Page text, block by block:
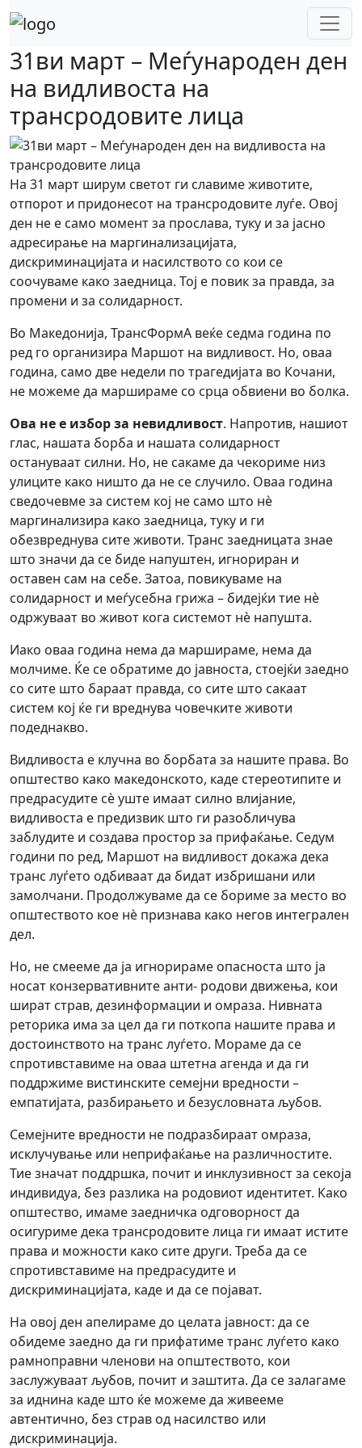
Skip
to
31ви март – Меѓународен ден
на видливоста на
трансродовите лица
На 31 март ширум светот ги славиме животите,
отпорот и придонесот на трансродовите луѓе. Овој
ден не е само момент за прослава, туку и за јасно
адресирање на маргинализацијата,
дискриминацијата и насилството со кои се
соочуваме како заедница. Тој е повик за правда, за
промени и за солидарност.
Во Македонија, ТрансФормА веќе седма година по
ред го организира Маршот на видливост. Но, оваа
година, само две недели по трагедијата во Кочани,
не можеме да маршираме со срца обвиени во болка.
Ова не е избор за невидливост. Напротив, нашиот
глас, нашата борба и нашата солидарност
остануваат силни. Но, не сакаме да чекориме низ
улиците како ништо да не се случило. Оваа година
сведочевме за систем кој не само што нè
маргинализира како заедница, туку и ги
обезвреднува сите животи. Транс заедницата знае
што значи да се биде напуштен, игнориран и
оставен сам на себе. Затоа, повикуваме на
солидарност и меѓусебна грижа – бидејќи тие нè
одржуваат во живот кога системот нè напушта.
Иако оваа година нема да маршираме, нема да
молчиме. Ќе се обратиме до јавноста, стоејќи заедно
со сите што бараат правда, со сите што сакаат
систем кој ќе ги вреднува човечките животи
подеднакво.
Видливоста е клучна во борбата за нашите права. Во
општество како македонското, каде стереотипите и
предрасудите сè уште имаат силно влијание,
видливоста е предизвик што ги разобличува
заблудите и создава простор за прифаќање. Седум
години по ред, Маршот на видливост докажа дека
транс луѓето одбиваат да бидат избришани или
замолчани. Продолжуваме да се бориме за место во
општеството кое нè признава како негов интегрален
дел.
Но, не смееме да ја игнорираме опасноста што ја
носат конзервативните анти- родови движења, кои
шират страв, дезинформации и омраза. Нивната
реторика има за цел да ги поткопа нашите права и
достоинството на транс луѓето. Мораме да се
спротивставиме на оваа штетна агенда и да ги
поддржиме вистинските семејни вредности –
емпатијата, разбирањето и безусловната љубов.
Семејните вредности не подразбираат омраза,
исклучување или неприфаќање на различностите.
Тие значат поддршка, почит и инклузивност за секоја
индивидуа, без разлика на родовиот идентитет. Како
општество, имаме заедничка одговорност да
осигуриме дека трансродовите лица ги имаат истите
права и можности како сите други. Треба да се
спротивставиме на предрасудите и
дискриминацијата, каде и да се појават.
На овој ден апелираме до целата јавност: да се
обидеме заедно да ги прифатиме транс луѓето како
рамноправни членови на општеството, кои
заслужуваат љубов, почит и заштита. Да се залагаме
за иднина каде што ќе можеме да живееме
автентично, без страв од насилство или
дискриминација.